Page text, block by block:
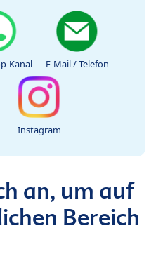
Kanal E-Mail / Telefon
Instagram
an, um auf
Bereich